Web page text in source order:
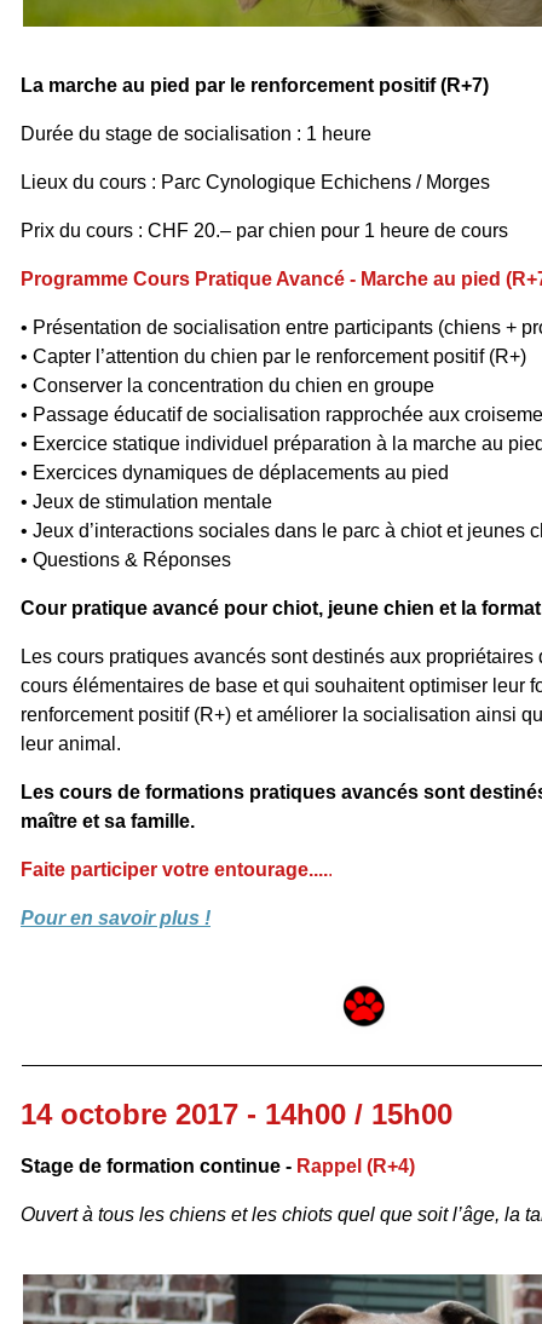
La marche au pied par le renforcement positif (R+7)
Durée du stage de socialisation : 1 heure
Lieux du cours : Parc Cynologique Echichens / Morges
Prix du cours : CHF 20.– par chien pour 1 heure de cours
Programme Cours Pratique Avancé - Marche au pied
• Présentation de socialisation entre participants (chiens +
• Capter l’attention du chien par le renforcement positif (R+)
• Conserver la concentration du chien en groupe
• Passage éducatif de socialisation rapprochée aux
• Exercice statique individuel préparation à la marche au
• Exercices dynamiques de déplacements au pied
• Jeux de stimulation mentale
• Jeux d’interactions sociales dans le parc à chiot et jeunes
• Questions & Réponses
Cour pratique avancé pour chiot, jeune chien et la
Les cours pratiques avancés sont destinés aux propriétaires
cours élémentaires de base et qui souhaitent optimiser leur
renforcement positif (R+) et améliorer la socialisation ainsi
leur animal.
Les cours de formations pratiques avancés sont
maître et sa famille.
Faite participer votre entourage.....
Pour en savoir plus !
14 octobre 2017 - 14h00 / 15h00
Stage de formation continue - Rappel (R+4)
Ouvert à tous les chiens et les chiots quel que soit l’âge, la